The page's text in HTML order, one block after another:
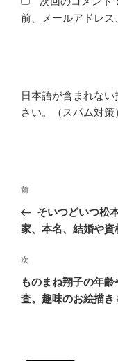
前、メールアドレス
日本語が含まれな
さい。（スパム対策
投
ナ
ゲ
ー
シ
過
去
の
稿
前
そいつどいつ松
家、本名、結婚や
次
の
投
次
ものまね翔子の年
査。趣味のお絵描き